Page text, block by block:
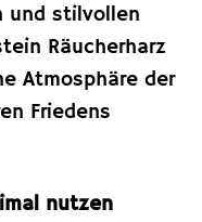
und stilvollen
Räucherharz
Atmosphäre der
Friedens
nutzen